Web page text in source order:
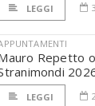
LEGGI
Repetto
LEGGI